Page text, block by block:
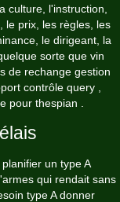
culture, l'instruction,
le prix, les règles, les
le dirigeant, la
sorte que vin
de rechange gestion
contrôle query ,
pour thespian .
un type A
qui rendait sans
type A donner